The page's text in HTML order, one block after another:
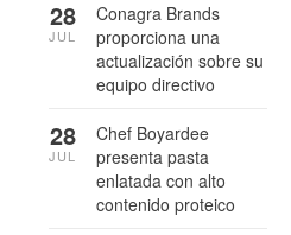
Conagra Brands
proporciona una
actualización sobre su
equipo directivo
28
JUL
Chef Boyardee
presenta pasta
enlatada con alto
contenido proteico
28
JUL